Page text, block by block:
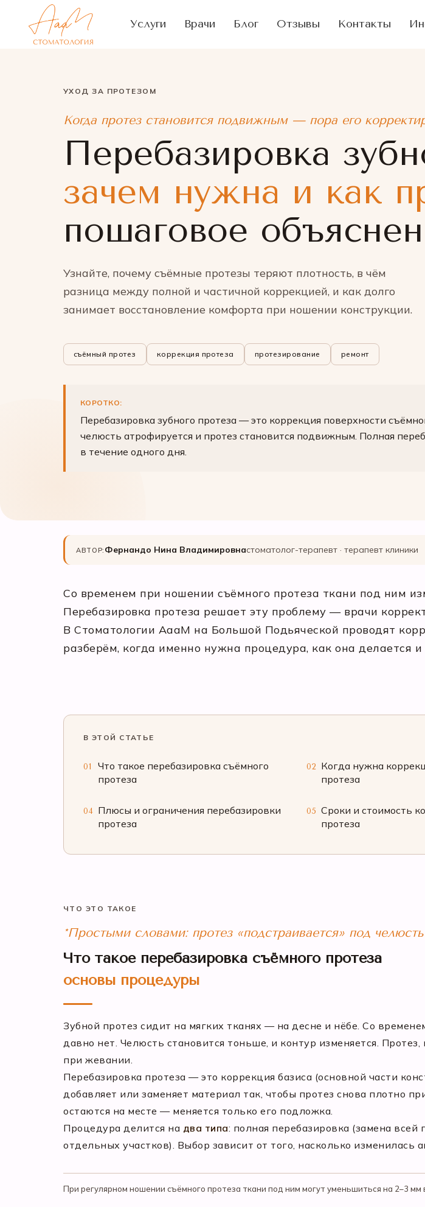
Услуги Врачи Блог Отзывы Контакты
УХОД ЗА ПРОТЕЗОМ
Когда протез становится подвижным — пора его
Перебазировка
зачем нужна и как
пошаговое
Узнайте, почему съёмные протезы теряют плотность, в чём
разница между полной и частичной коррекцией, и как долго
занимает восстановление комфорта при ношении конструкции.
съёмный протез коррекция протеза протезирование ремонт
КОРОТКО:
Перебазировка зубного протеза — это коррекция поверхности
челюсть атрофируется и протез становится подвижным. Полная
в течение одного дня.
АВТОР: Фернандо Нина Владимировнастоматолог-терапевт · терапевт клиники
Со временем при ношении съёмного протеза ткани под ним
Перебазировка протеза решает эту проблему — врачи
В Стоматологии АааМ на Большой Подьяческой проводят
разберём, когда именно нужна процедура, как она делается
В ЭТОЙ СТАТЬЕ
01
Что такое перебазировка съёмного
протеза
02 Когда нужна
протеза
04 Плюсы и ограничения перебазировки
протеза
05
Сроки и стоимость
протеза
ЧТО ЭТО ТАКОЕ
*Простыми словами: протез «подстраивается» под
Что такое перебазировка съёмного протеза
основы процедуры
Зубной протез сидит на мягких тканях — на десне и нёбе. Со
давно нет. Челюсть становится тоньше, и контур изменяется.
при жевании.
Перебазировка протеза — это коррекция базиса (основной части
добавляет или заменяет материал так, чтобы протез снова плотно
остаются на месте — меняется только его подложка.
Процедура делится на два типа: полная перебазировка (замена
отдельных участков). Выбор зависит от того, насколько изменилась
При регулярном ношении съёмного протеза ткани под ним могут уменьшиться на 2–3 мм